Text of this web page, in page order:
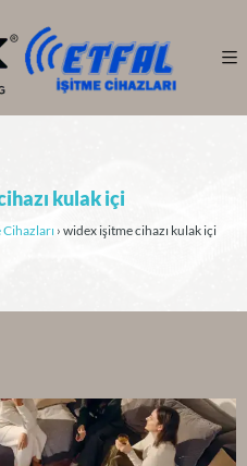
kulak içi
› widex işitme cihazı kulak içi